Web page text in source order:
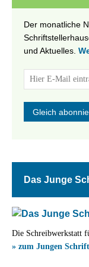
Der monatliche
und Aktuelles.
Das Junge
Die Schreibwerkstatt
» zum Jungen